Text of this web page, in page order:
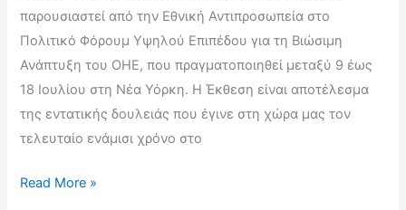
προς
Επίτευξη
Στόχων
Ανάπτυξη,
παρουσιαστεί από την Εθνική Αντιπροσωπεία στο
Πολιτικό Φόρουμ Υψηλού Επιπέδου για τη Βιώσιμη
Ανάπτυξη του ΟΗΕ, που πραγματοποιηθεί μεταξύ 9 έως
18 Ιουλίου στη Νέα Υόρκη. Η Έκθεση είναι αποτέλεσμα
της εντατικής δουλειάς που έγινε στη χώρα μας τον
τελευταίο ενάμισι χρόνο στο
Εθελοντική
Read More »